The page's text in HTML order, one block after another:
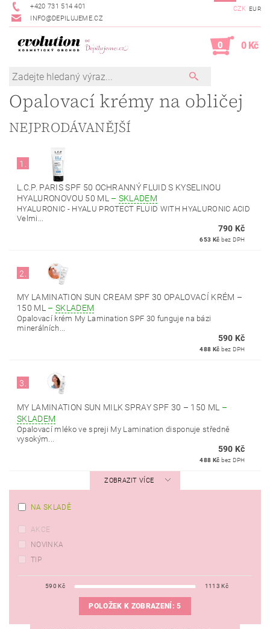
+420 731 514 401
INFO@DEPILUJEME.CZ
CZK EUR
0 0 Kč
Opalovací krémy na obličej
NEJPRODÁVANĚJŠÍ
1.
L.C.P. PARIS SPF 50 OCHRANNÝ FLUID S KYSELINOU
HYALURONOVOU 50 ML – SKLADEM
HYALURONIC - HYALU PROTECT FLUID WITH HYALURONIC ACID
Velmi...
790 Kč
653 Kč bez DPH
2.
MY LAMINATION SUN CREAM SPF 30 OPALOVACÍ KRÉM –
150 ML –SKLADEM
Opalovací krém My Lamination SPF 30 funguje na bázi
minerálních...
590 Kč
488 Kč bez DPH
3.
MY LAMINATION SUN MILK SPRAY SPF 30 – 150 ML –
SKLADEM
Opalovací mléko ve spreji My Lamination disponuje středně
vysokým...
590 Kč
488 Kč bez DPH
ZOBRAZIT VÍCE
NA SKLADĚ
AKCE
NOVINKA
TIP
590 Kč 1113 Kč
POLOŽEK K ZOBRAZENÍ:5